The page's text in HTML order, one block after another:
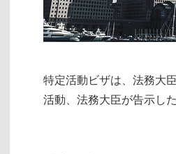
特定活動ビザは、法務大
活動、法務大臣が告示し